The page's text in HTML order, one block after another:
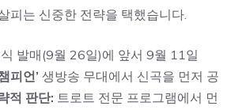
피는 신중한 전략을 택했습니다.
발매(9월 26일)에 앞서 9월 11일
피언’ 생방송 무대에서 신곡을 먼저 공
적 판단: 트로트 전문 프로그램에서 먼